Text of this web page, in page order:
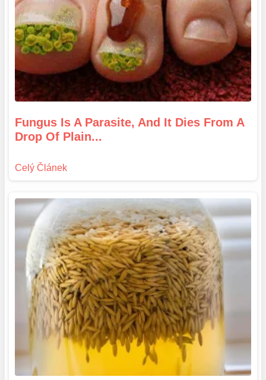
Fungus Is A Parasite, And It Dies From A
Drop Of Plain...